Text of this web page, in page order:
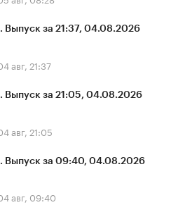
за 21:37, 04.08.2026
авг, 21:37
за 21:05, 04.08.2026
авг, 21:05
за 09:40, 04.08.2026
авг, 09:40